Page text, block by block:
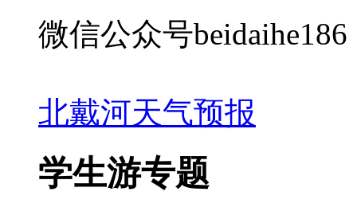
微信公众号beidaihe186
北戴河天气预报
学生游专题